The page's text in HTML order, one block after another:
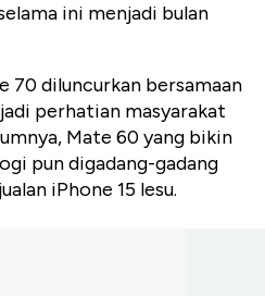
ini menjadi bulan
70 diluncurkan bersamaan
perhatian masyarakat
Mate 60 yang bikin
pun digadang-gadang
iPhone 15 lesu.